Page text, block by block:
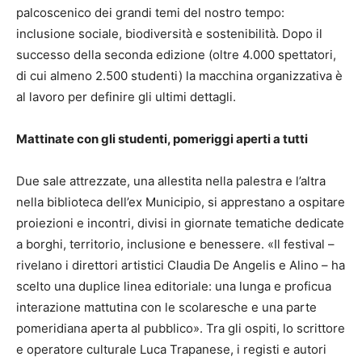
palcoscenico dei grandi temi del nostro tempo:
inclusione sociale, biodiversità e sostenibilità. Dopo il
successo della seconda edizione (oltre 4.000 spettatori,
di cui almeno 2.500 studenti) la macchina organizzativa è
al lavoro per definire gli ultimi dettagli.
Mattinate con gli studenti, pomeriggi aperti a tutti
Due sale attrezzate, una allestita nella palestra e l’altra
nella biblioteca dell’ex Municipio, si apprestano a ospitare
proiezioni e incontri, divisi in giornate tematiche dedicate
a borghi, territorio, inclusione e benessere. «Il festival –
rivelano i direttori artistici Claudia De Angelis e Alino – ha
scelto una duplice linea editoriale: una lunga e proficua
interazione mattutina con le scolaresche e una parte
pomeridiana aperta al pubblico». Tra gli ospiti, lo scrittore
e operatore culturale Luca Trapanese, i registi e autori